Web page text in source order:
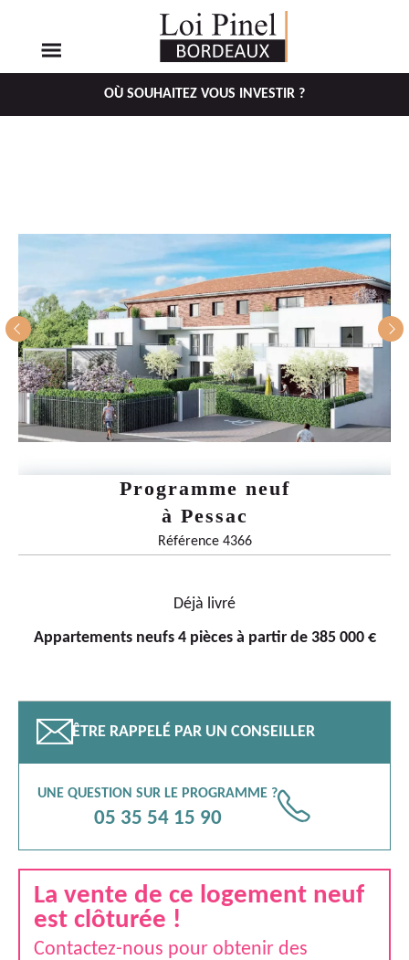
Aller
Aller
OÙ SOUHAITEZ VOUS INVESTIR ?
Programme neuf
à Pessac
Référence 4366
Déjà livré
Appartements neufs 4 pièces à partir de 385 000 €
📧 ÊTRE RAPPELÉ PAR UN CONSEILLER
UNE QUESTION SUR LE PROGRAMME ?
05 35 54 15 90 📞
La vente de ce logement neuf
est clôturée !
Contactez-nous pour obtenir des